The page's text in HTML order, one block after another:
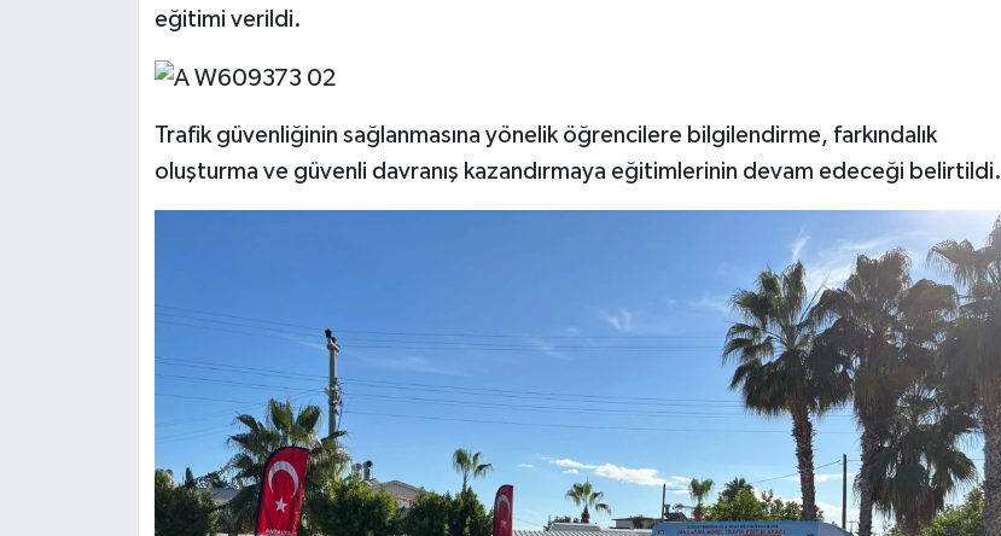
eğitimi verildi.
Trafik güvenliğinin sağlanmasına yönelik öğrencilere bilgilendirme, farkındalık
oluşturma ve güvenli davranış kazandırmaya eğitimlerinin devam edeceği belirtildi.